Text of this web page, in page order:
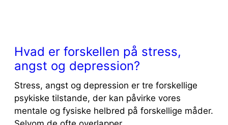
Hvad er forskellen på stress,
angst og depression?
Stress, angst og depression er tre forskellige
psykiske tilstande, der kan påvirke vores
mentale og fysiske helbred på forskellige måder.